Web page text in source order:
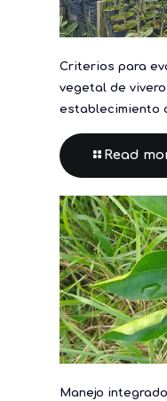
Criterios para
vegetal de
establecimiento
Read
Manejo